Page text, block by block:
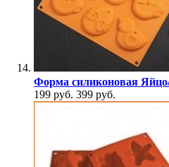
Форма силиконовая
199 руб. 399 руб.